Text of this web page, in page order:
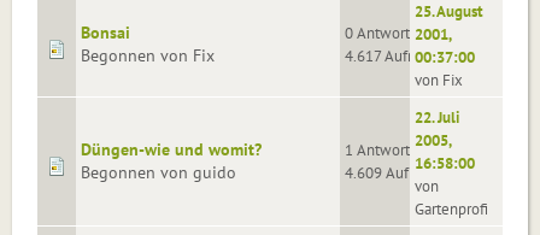
Bonsai
Begonnen von Fix
0 Antworten
4.617 Aufrufe
25. August
2001,
00:37:00
von Fix
Düngen-wie und womit?
Begonnen von guido
1 Antworten
4.609 Aufrufe
22. Juli
2005,
16:58:00
von
Gartenprofi